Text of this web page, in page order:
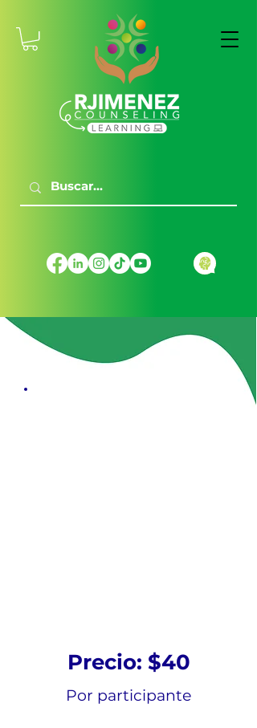
Precio: $40
Por participante